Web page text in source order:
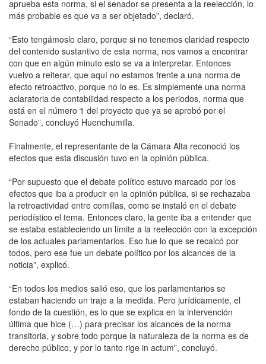
aprueba esta norma, si el senador se presenta a la reelección, lo
más probable es que va a ser objetado”, declaró.
“Esto tengámoslo claro, porque si no tenemos claridad respecto
del contenido sustantivo de esta norma, nos vamos a encontrar
con que en algún minuto esto se va a interpretar. Entonces
vuelvo a reiterar, que aquí no estamos frente a una norma de
efecto retroactivo, porque no lo es. Es simplemente una norma
aclaratoria de contabilidad respecto a los periodos, norma que
está en el número 1 del proyecto que ya se aprobó por el
Senado”, concluyó Huenchumilla.
Finalmente, el representante de la Cámara Alta reconoció los
efectos que esta discusión tuvo en la opinión pública.
“Por supuesto que el debate político estuvo marcado por los
efectos que iba a producir en la opinión pública, si se rechazaba
la retroactividad entre comillas, como se instaló en el debate
periodístico el tema. Entonces claro, la gente iba a entender que
se estaba estableciendo un límite a la reelección con la excepción
de los actuales parlamentarios. Eso fue lo que se recalcó por
todos, pero ese fue un debate político por los alcances de la
noticia”, explicó.
“En todos los medios salió eso, que los parlamentarios se
estaban haciendo un traje a la medida. Pero jurídicamente, el
fondo de la cuestión, es lo que se explica en la intervención
última que hice (…) para precisar los alcances de la norma
transitoria, y sobre todo porque la naturaleza de la norma es de
derecho público, y por lo tanto rige in actum”, concluyó.